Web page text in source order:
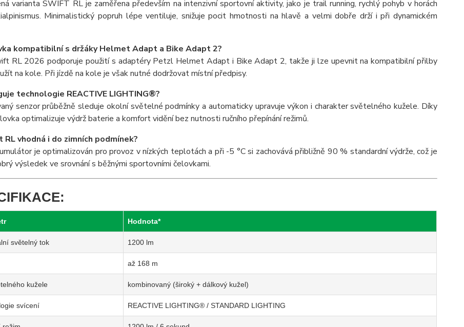
varianta SWIFT RL je zaměřena především na intenzivní sportovní aktivity, jako je trail running, rychlý pohyb v horách
Minimalistický popruh lépe ventiluje, snižuje pocit hmotnosti na hlavě a velmi dobře drží i při dynamickém
kompatibilní s držáky Helmet Adapt a Bike Adapt 2?
RL 2026 podporuje použití s adaptéry Petzl Helmet Adapt i Bike Adapt 2, takže ji lze upevnit na kompatibilní přilby
na kole. Při jízdě na kole je však nutné dodržovat místní předpisy.
technologie REACTIVE LIGHTING®?
senzor průběžně sleduje okolní světelné podmínky a automaticky upravuje výkon i charakter světelného kužele. Díky
optimalizuje výdrž baterie a komfort vidění bez nutnosti ručního přepínání režimů.
RL vhodná i do zimních podmínek?
je optimalizován pro provoz v nízkých teplotách a při -5 °C si zachovává přibližně 90 % standardní výdrže, což je
výsledek ve srovnání s běžnými sportovními čelovkami.
Hodnota*
světelný tok 1200 lm
až 168 m
kužele kombinovaný (široký + dálkový kužel)
svícení REACTIVE LIGHTING® / STANDARD LIGHTING